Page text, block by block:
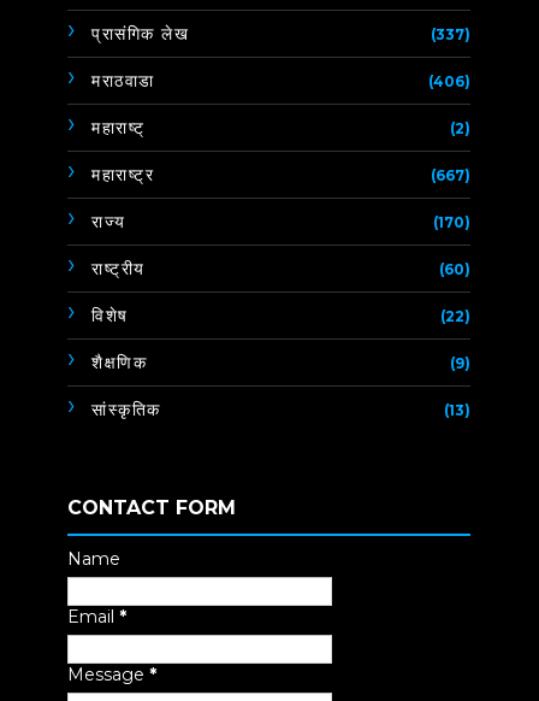
प्रासंगिक लेख (337)
मराठवाडा (406)
महाराष्ट् (2)
महाराष्ट्र (667)
राज्य (170)
राष्ट्रीय (60)
विशेष (22)
शैक्षणिक (9)
सांस्कृतिक (13)
CONTACT FORM
Name
Email *
Message *